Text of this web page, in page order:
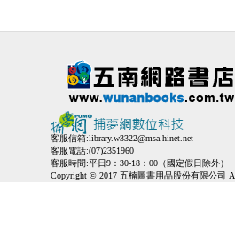
客服信箱:library.w3322@msa.hinet.net
客服電話:(07)2351960
客服時間:平日9：30-18：00（國定假日除外）
Copyright © 2017 五楠圖書用品股份有限公司